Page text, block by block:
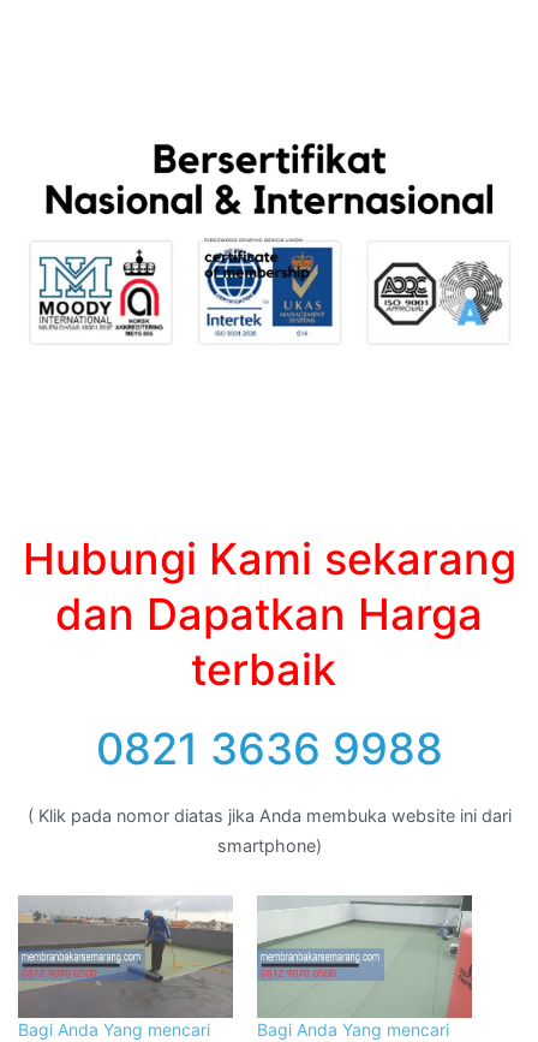
Hubungi Kami sekarang
dan Dapatkan Harga
terbaik
0821 3636 9988
( Klik pada nomor diatas jika Anda membuka website ini dari
smartphone)
Bagi Anda Yang mencari
Bagi Anda Yang mencari